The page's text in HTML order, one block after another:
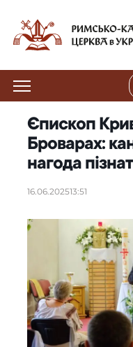
Єпископ
Броварах:
нагода
16.06.202513:51